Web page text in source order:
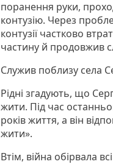
поранення руки,
контузію. Через
контузії частково
частину й продовжив
Служив поблизу села
Рідні згадують, що
жити. Під час
років життя, а він
жити».
Втім, війна обірвала